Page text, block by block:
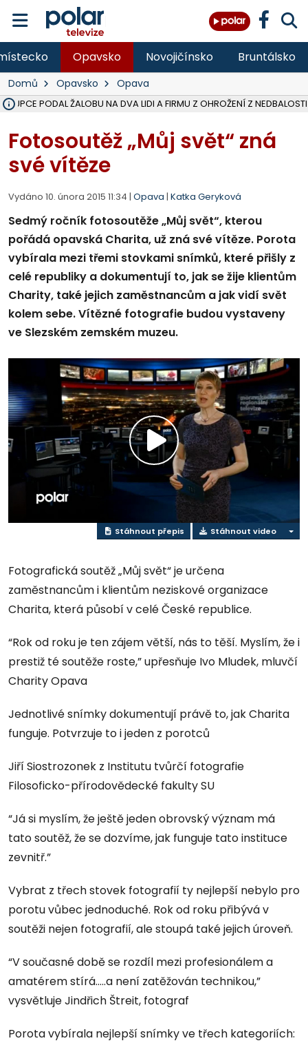
Opavsko Novojičínsko Bruntálsko
Domů Opavsko Opava
PODAL ŽALOBU NA DVA LIDI A FIRMU Z OHROŽENÍ Z NEDBALOSTI
Fotosoutěž „Můj svět“ zná
své vítěze
Vydáno 10. února 2015 11:34 | Opava | Katka Geryková
Sedmý ročník fotosoutěže „Můj svět“, kterou
pořádá opavská Charita, už zná své vítěze. Porota
vybírala mezi třemi stovkami snímků, které přišly z
celé republiky a dokumentují to, jak se žije klientům
Charity, také jejich zaměstnancům a jak vidí svět
kolem sebe. Vítězné fotografie budou vystaveny
ve Slezském zemském muzeu.
Přehrát
video
Stáhnout přepis Stáhnout video
Fotografická soutěž „Můj svět“ je určena
zaměstnancům i klientům neziskové organizace
Charita, která působí v celé České republice.
“Rok od roku je ten zájem větší, nás to těší. Myslím, že i
prestiž té soutěže roste,” upřesňuje Ivo Mludek, mluvčí
Charity Opava
Jednotlivé snímky dokumentují právě to, jak Charita
funguje. Potvrzuje to i jeden z porotců
Jiří Siostrozonek z Institutu tvůrčí fotografie
Filosoficko-přírodovědecké fakulty SU
“Já si myslím, že ještě jeden obrovský význam má
tato soutěž, že se dozvíme, jak funguje tato instituce
zevnitř.”
Vybrat z třech stovek fotografií ty nejlepší nebylo pro
porotu vůbec jednoduché. Rok od roku přibývá v
soutěži nejen fotografií, ale stoupá také jejich úroveň.
“V současné době se rozdíl mezi profesionálem a
amatérem stírá…..a není zatěžován technikou,”
vysvětluje Jindřich Štreit, fotograf
Porota vybírala nejlepší snímky ve třech kategoriích: